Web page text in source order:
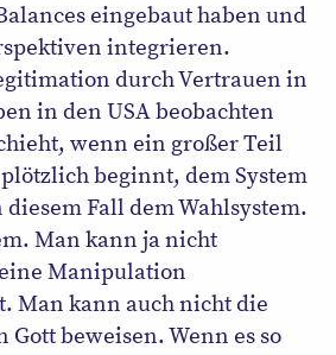
eingebaut haben und
integrieren.
durch Vertrauen in
in den USA beobachten
wenn ein großer Teil
beginnt, dem System
Fall dem Wahlsystem.
Man kann ja nicht
Manipulation
Man kann auch nicht die
beweisen. Wenn es so